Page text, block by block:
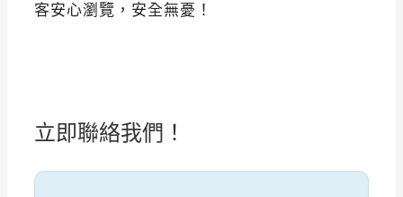
客安心瀏覽，安全無憂！
立即聯絡我們！